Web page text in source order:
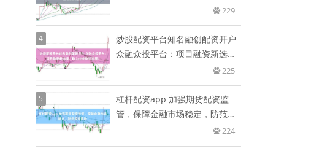
229
4
炒股配资平台知名融创配资开户
众融众投平台：项目融资新选
225
5
杠杆配资app 加强期货配资监
管，保障金融市场稳定，防范投
224